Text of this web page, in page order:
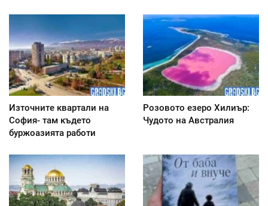
Източните квартали на
София- там където
буржоазията работи
Розовото езеро Хилиър:
Чудото на Австралия